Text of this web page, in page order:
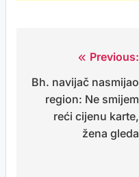
navigation
Previous:
Bh. navijač nasmijao
region: Ne smijem
reći cijenu karte,
žena gleda